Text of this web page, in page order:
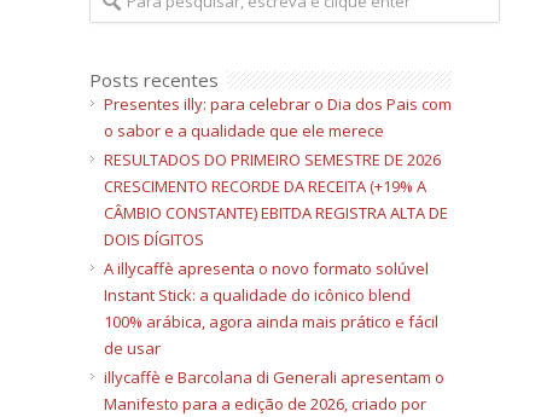
Posts recentes
Presentes illy: para celebrar o Dia dos Pais com
o sabor e a qualidade que ele merece
RESULTADOS DO PRIMEIRO SEMESTRE DE 2026
CRESCIMENTO RECORDE DA RECEITA (+19% A
CÂMBIO CONSTANTE) EBITDA REGISTRA ALTA DE
DOIS DÍGITOS
A illycaffè apresenta o novo formato solúvel
Instant Stick: a qualidade do icônico blend
100% arábica, agora ainda mais prático e fácil
de usar
illycaffè e Barcolana di Generali apresentam o
Manifesto para a edição de 2026, criado por